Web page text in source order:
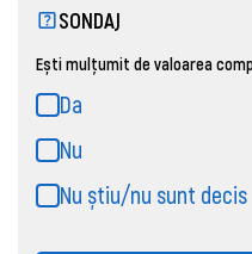
SONDAJ
Ești mulțumit de valoarea
Da
Nu
Nu știu/nu sunt decis